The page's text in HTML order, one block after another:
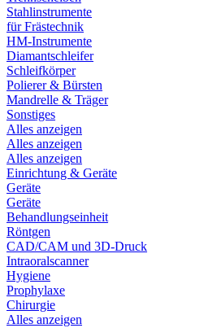
Stahlinstrumente
für Frästechnik
HM-Instrumente
Diamantschleifer
Schleifkörper
Polierer & Bürsten
Mandrelle & Träger
Sonstiges
Alles anzeigen
Alles anzeigen
Alles anzeigen
Einrichtung & Geräte
Geräte
Geräte
Behandlungseinheit
Röntgen
CAD/CAM und 3D-Druck
Intraoralscanner
Hygiene
Prophylaxe
Chirurgie
Alles anzeigen